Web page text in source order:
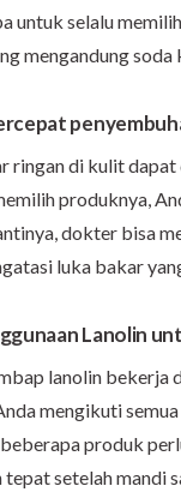
untuk selalu
mengandung soda
ringan di kulit dapat
produknya,
dokter bisa
luka bakar
Lanolin
lanolin bekerja
mengikuti
produk
tepat setelah mandi